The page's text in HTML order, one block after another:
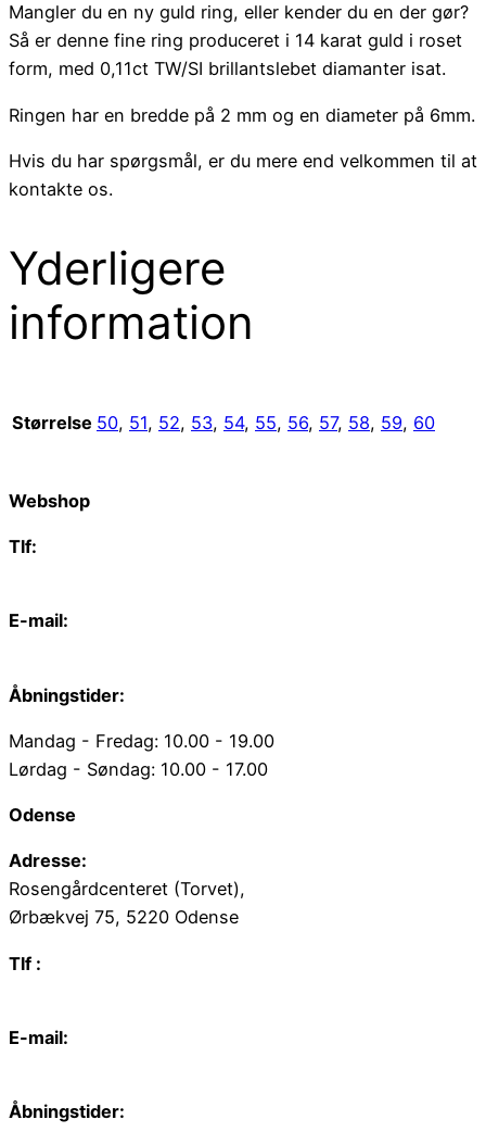
Mangler du en ny guld ring, eller kender du en der gør?
Så er denne fine ring produceret i 14 karat guld i roset
form, med 0,11ct TW/SI brillantslebet diamanter isat.
Ringen har en bredde på 2 mm og en diameter på 6mm.
Hvis du har spørgsmål, er du mere end velkommen til at
kontakte os.
Yderligere
information
Størrelse 50, 51, 52, 53, 54, 55, 56, 57, 58, 59, 60
Webshop
Tlf:
E-mail:
Åbningstider:
Mandag - Fredag: 10.00 - 19.00
Lørdag - Søndag: 10.00 - 17.00
Odense
Adresse:
Rosengårdcenteret (Torvet),
Ørbækvej 75, 5220 Odense
Tlf :
E-mail:
Åbningstider: